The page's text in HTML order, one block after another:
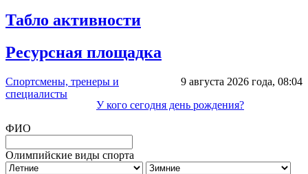
Табло активности
Ресурсная площадка
9 августа 2026 года, 08:04
У кого сегодня день рождения?
Спортсмены, тренеры и
специалисты
ФИО
Олимпийские виды спорта